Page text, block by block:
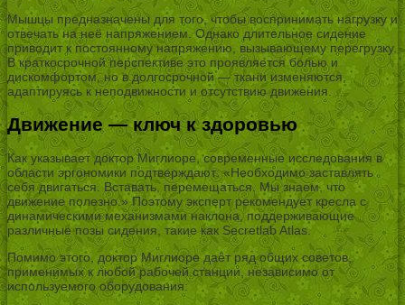
Мышцы предназначены для того, чтобы воспринимать нагрузку и
отвечать на неё напряжением. Однако длительное сидение
приводит к постоянному напряжению, вызывающему перегрузку.
В краткосрочной перспективе это проявляется болью и
дискомфортом, но в долгосрочной — ткани изменяются,
адаптируясь к неподвижности и отсутствию движения.
Движение — ключ к здоровью
Как указывает доктор Миглиоре, современные исследования в
области эргономики подтверждают: «Необходимо заставлять
себя двигаться. Вставать, перемещаться. Мы знаем, что
движение полезно.» Поэтому эксперт рекомендует кресла с
динамическими механизмами наклона, поддерживающие
различные позы сидения, такие как Secretlab Atlas.
Помимо этого, доктор Миглиоре даёт ряд общих советов,
применимых к любой рабочей станции, независимо от
используемого оборудования: